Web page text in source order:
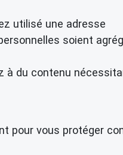
utilisé une adresse
soient
à du contenu
pour vous protéger